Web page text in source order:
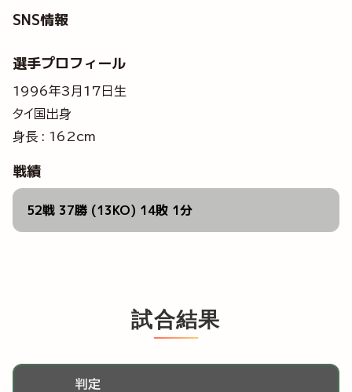
SNS情報
選手プロフィール
1996年3月17日生
タイ国出身
身長 : 162cm
戦績
52戦 37勝 (13KO) 14敗 1分
試合結果
判定